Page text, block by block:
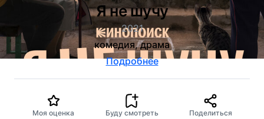
Я не шучу
2021
комедия, драма
Подробнее
Моя оценка Буду смотреть Поделиться